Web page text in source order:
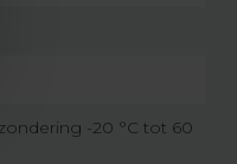
-20 °C tot 60